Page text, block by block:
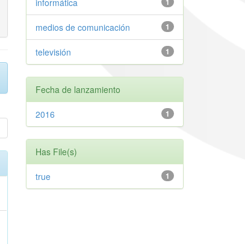
informática
1
medios de comunicación
1
televisión
Fecha de lanzamiento
1
2016
Has File(s)
1
true